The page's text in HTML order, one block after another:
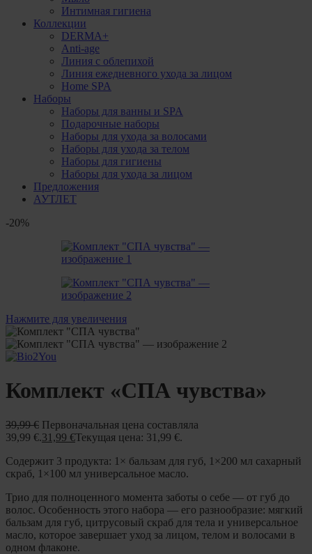
Интимная гигиена
Коллекции
DERMA+
Anti-age
Линия с облепихой
Линия ежедневного ухода за лицом
Home SPA
Наборы
Наборы для ванны и SPA
Подарочные наборы
Наборы для ухода за волосами
Наборы для ухода за телом
Наборы для гигиены
Наборы для ухода за лицом
Предложения
АУТЛЕТ
-20%
Нажмите для увеличения
Комплект «СПА чувства»
39,99€ Первоначальная цена составляла
39,99 €.31,99 €Текущая цена: 31,99 €.
Содержит 3 продукта: 1× бальзам для губ, 1×200 мл сахарный
скраб, 1×100 мл универсальное масло.
Трио для полноценного момента заботы о себе — от губ до
волос. Особенность этого набора — его разнообразие: мягкий
бальзам для губ, цитрусовый скраб для тела и универсальное
масло, которое завершает уход за лицом, телом и волосами в
одном флаконе.